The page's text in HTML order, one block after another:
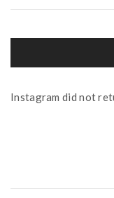
Instagram did not